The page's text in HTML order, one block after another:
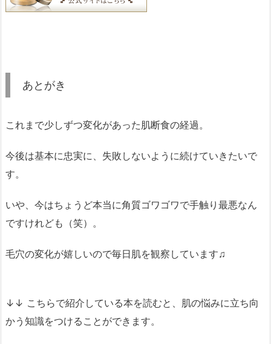
あとがき
これまで少しずつ変化があった肌断食の経過。
今後は基本に忠実に、失敗しないように続けていきたいで
す。
いや、今はちょうど本当に角質ゴワゴワで手触り最悪なん
ですけれども（笑）。
毛穴の変化が嬉しいので毎日肌を観察しています♫
↓↓ こちらで紹介している本を読むと、肌の悩みに立ち向
かう知識をつけることができます。